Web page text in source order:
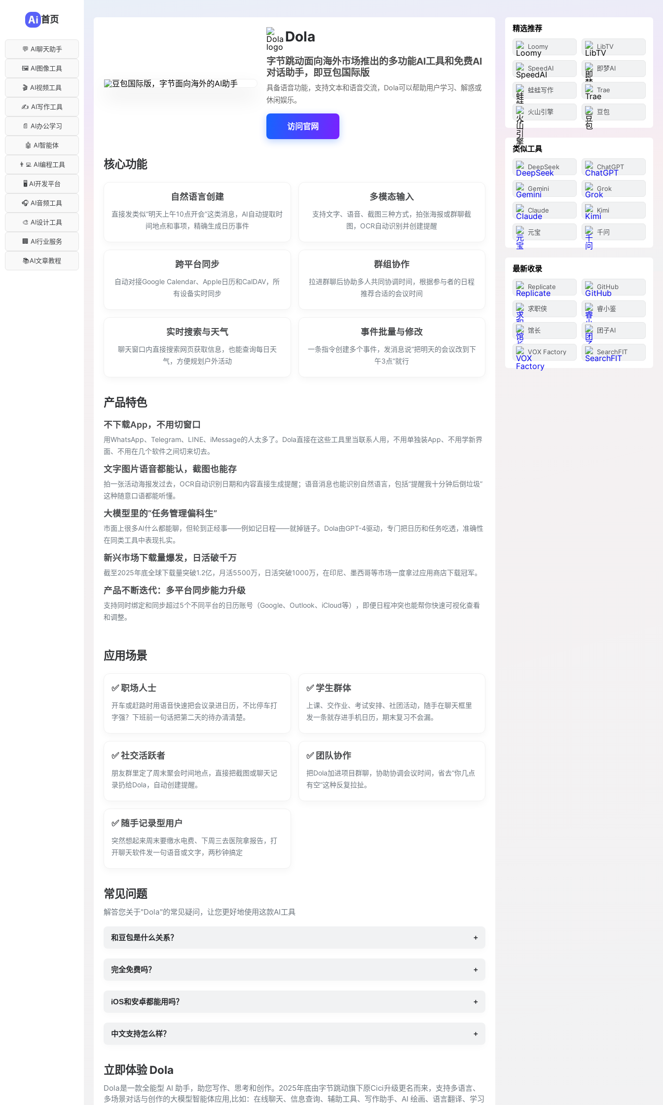
首页
💬 AI聊天助手
🖼️ AI图像工具
🎬 AI视频工具
✍️ AI写作工具
📄 AI办公学习
🤖 AI智能体
👨‍💻 AI编程工具
🖥️ AI开发平台
🎧 AI音频工具
🎨 AI设计工具
🏢 AI行业服务
📚AI文章教程
Dola
字节跳动面向海外市场推出的多功能AI工具和免费AI
对话助手，即豆包国际版
具备语音功能，支持文本和语音交流，Dola可以帮助用户学习、解惑或
休闲娱乐。
访问官网
核心功能
自然语言创建
直接发类似“明天上午10点开会”这类消息，AI自动提取时
间地点和事项，精确生成日历事件
多模态输入
支持文字、语音、截图三种方式，拍张海报或群聊截
图，OCR自动识别并创建提醒
跨平台同步
自动对接Google Calendar、Apple日历和CalDAV，所
有设备实时同步
群组协作
拉进群聊后协助多人共同协调时间，根据参与者的日程
推荐合适的会议时间
实时搜索与天气
聊天窗口内直接搜索网页获取信息，也能查询每日天
气，方便规划户外活动
事件批量与修改
一条指令创建多个事件，发消息说“把明天的会议改到下
午3点”就行
产品特色
不下载App，不用切窗口
用WhatsApp、Telegram、LINE、iMessage的人太多了。Dola直接在这些工具里当联系人用，不用单独装App、不用学新界
面、不用在几个软件之间切来切去。
文字图片语音都能认，截图也能存
拍一张活动海报发过去，OCR自动识别日期和内容直接生成提醒；语音消息也能识别自然语言，包括“提醒我十分钟后倒垃圾”
这种随意口语都能听懂。
大模型里的“任务管理偏科生”
市面上很多AI什么都能聊，但轮到正经事——例如记日程——就掉链子。Dola由GPT-4驱动，专门把日历和任务吃透，准确性
在同类工具中表现扎实。
新兴市场下载量爆发，日活破千万
截至2025年底全球下载量突破1.2亿，月活5500万，日活突破1000万，在印尼、墨西哥等市场一度拿过应用商店下载冠军。
产品不断迭代：多平台同步能力升级
支持同时绑定和同步超过5个不同平台的日历账号（Google、Outlook、iCloud等），即便日程冲突也能帮你快速可视化查看
和调整。
应用场景
✅ 职场人士
开车或赶路时用语音快速把会议录进日历，不比停车打
字强？下班前一句话把第二天的待办清清楚。
✅ 学生群体
上课、交作业、考试安排、社团活动，随手在聊天框里
发一条就存进手机日历，期末复习不会漏。
✅ 社交活跃者
朋友群里定了周末聚会时间地点，直接把截图或聊天记
录扔给Dola，自动创建提醒。
✅ 团队协作
把Dola加进项目群聊，协助协调会议时间，省去“你几点
有空”这种反复拉扯。
✅ 随手记录型用户
突然想起来周末要缴水电费、下周三去医院拿报告，打
开聊天软件发一句语音或文字，两秒钟搞定
常见问题
解答您关于"Dola"的常见疑问，让您更好地使用这款AI工具
和豆包是什么关系？ +
完全免费吗？ +
iOS和安卓都能用吗？ +
中文支持怎么样？ +
立即体验 Dola
Dola是一款全能型 AI 助手，助您写作、思考和创作。2025年底由字节跳动旗下原Cici升级更名而来，支持多语言、
多场景对话与创作的大模型智能体应用,比如：在线聊天、信息查询、辅助工具、写作助手、AI 绘画、语言翻译、学习
精选推荐
Loomy LibTV
SpeedAI 即梦AI
蛙蛙写作 Trae
火山引擎 豆包
类似工具
DeepSeek ChatGPT
Gemini Grok
Claude Kimi
元宝 千问
最新收录
Replicate GitHub
求职侠 睿小鉴
馆长 团子AI
VOX Factory SearchFIT